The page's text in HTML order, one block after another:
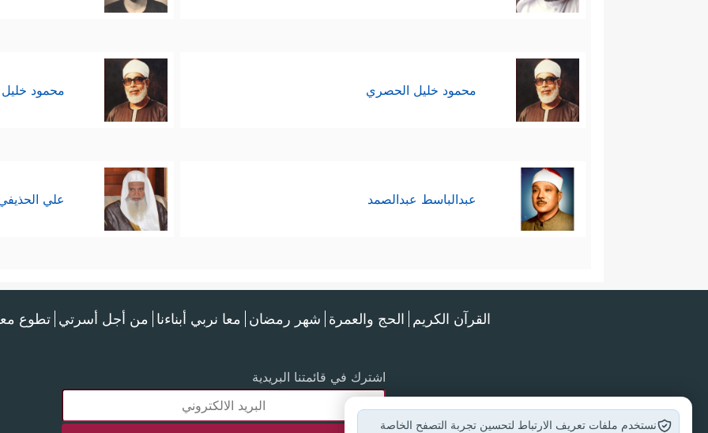
محمود خليل الحصري محمود
عبدالباسط عبدالصمد علي
القرآن الكريم الحج والعمرة شهر رمضان معا نربي أبناءنا من أجل أسرتي تطوع
اشترك في قائمتنا البريدية
نستخدم ملفات تعريف الارتباط لتحسين تجربة التصفح الخاصة